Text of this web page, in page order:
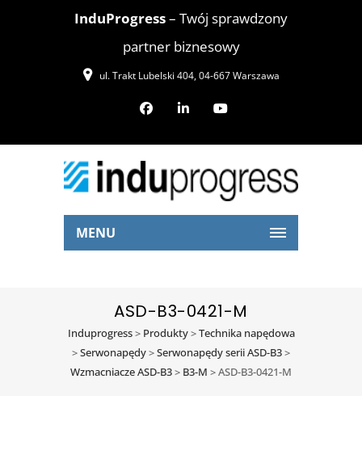
InduProgress– Twój sprawdzony
partner biznesowy
ul. Trakt Lubelski 404, 04-667 Warszawa
MENU
ASD-B3-0421-M
Induprogress> Produkty>Technika napędowa
>Serwonapędy>Serwonapędy serii ASD-B3>
Wzmacniacze ASD-B3> B3-M >ASD-B3-0421-M